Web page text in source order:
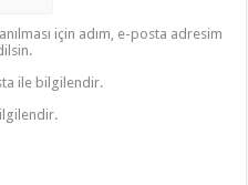
için adım, e-posta adresim
ile bilgilendir.